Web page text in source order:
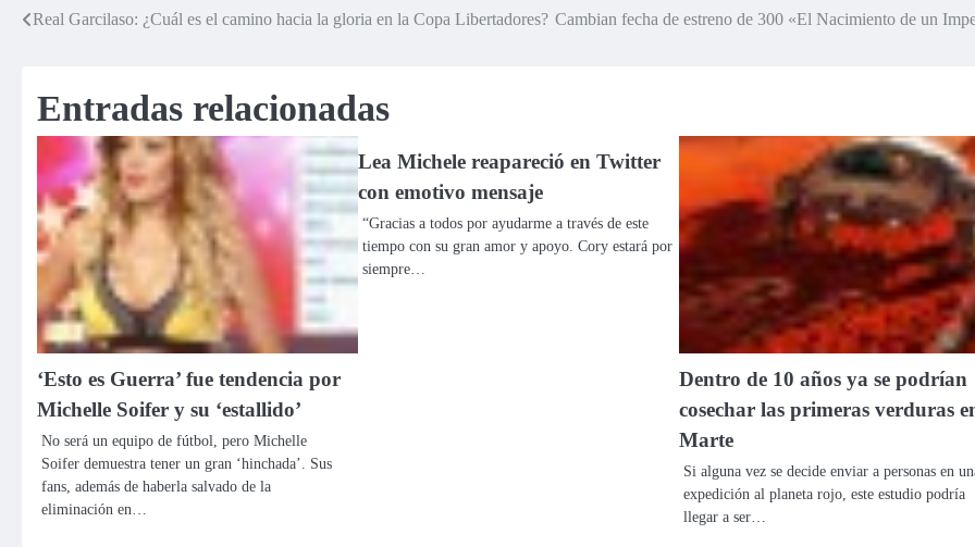
Navegación
entradas
Real Garcilaso: ¿Cuál es el camino hacia la gloria en la Copa Libertadores? Cambian fecha de estreno de 300 «El Nacimiento de un
Entradas relacionadas
‘Esto es Guerra’ fue tendencia por
Michelle Soifer y su ‘estallido’
No será un equipo de fútbol, pero Michelle
Soifer demuestra tener un gran ‘hinchada’. Sus
fans, además de haberla salvado de la
eliminación en…
Lea Michele reapareció en Twitter
con emotivo mensaje
“Gracias a todos por ayudarme a través de este
tiempo con su gran amor y apoyo. Cory estará por
siempre…
Dentro de 10 años ya se podrían
cosechar las primeras verduras
Marte
Si alguna vez se decide enviar a personas en
expedición al planeta rojo, este estudio podría
llegar a ser…